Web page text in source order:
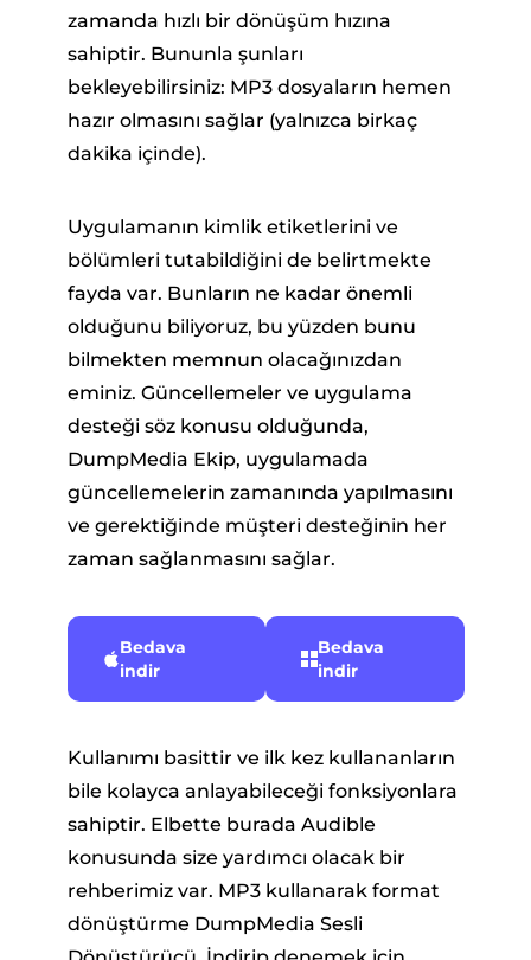
zamanda hızlı bir dönüşüm hızına
sahiptir. Bununla şunları
bekleyebilirsiniz: MP3 dosyaların hemen
hazır olmasını sağlar (yalnızca birkaç
dakika içinde).
Uygulamanın kimlik etiketlerini ve
bölümleri tutabildiğini de belirtmekte
fayda var. Bunların ne kadar önemli
olduğunu biliyoruz, bu yüzden bunu
bilmekten memnun olacağınızdan
eminiz. Güncellemeler ve uygulama
desteği söz konusu olduğunda,
DumpMedia Ekip, uygulamada
güncellemelerin zamanında yapılmasını
ve gerektiğinde müşteri desteğinin her
zaman sağlanmasını sağlar.
Bedava
indir
Bedava
indir
Kullanımı basittir ve ilk kez kullananların
bile kolayca anlayabileceği fonksiyonlara
sahiptir. Elbette burada Audible
konusunda size yardımcı olacak bir
rehberimiz var. MP3 kullanarak format
dönüştürme DumpMedia Sesli